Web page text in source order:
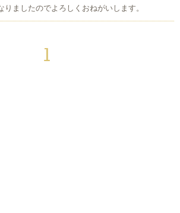
ましたのでよろしくおねがいします。
1